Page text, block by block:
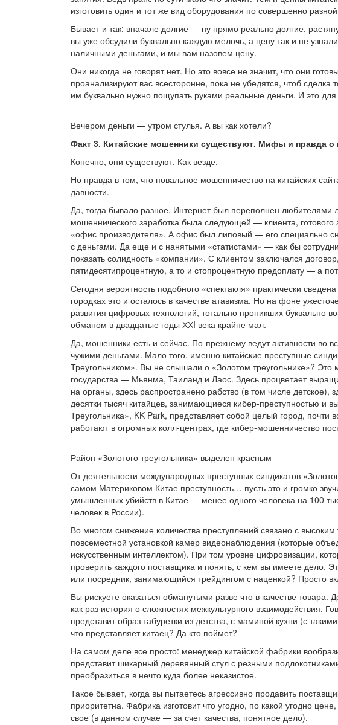
изготовить один и тот же вид оборудования по совершенно
Бывает и так: вначале долгие — ну прямо реально долгие,
вы уже обсудили буквально каждую мелочь, а цену так и не
наличными деньгами, и мы вам назовем цену.
Они никогда не говорят нет. Но это вовсе не значит, что они
проанализируют вас всесторонне, пока не убедятся, чтоб
им буквально нужно пощупать руками реальные деньги. И это
Вечером деньги — утром стулья. А вы как хотели?
Факт 3. Китайские мошенники существуют. Мифы и правда о
Конечно, они существуют. Как везде.
Но правда в том, что повальное мошенничество на китайских
давности.
Да, тогда бывало разное. Интернет был переполнен любителями
мошеннического заработка была следующей — клиента,
«офис производителя». А офис был липовый — его специально
с деньгами. Да еще и с нанятыми «статистами» — как бы
показать солидность «компании». С клиентом заключался
пятидесятипроцентную, а то и стопроцентную предоплату — а
Сегодня вероятность подобного «спектакля» практически
городках это и осталось в качестве атавизма. Но на фоне
развития цифровых технологий, тотально проникших буквально
обманом в двадцатые годы ХХI века крайне мал.
Да, мошенники есть и сейчас. По-прежнему ведут активности во
чужими деньгами. Мало того, именно китайские преступные
Треугольником». Вы не слышали о «Золотом треугольнике»? Это
государства — Мьянма, Таиланд и Лаос. Здесь процветает
на органы, здесь распространено рабство (в том числе
десятки тысяч китайцев, занимающиеся кибер-преступностью и
Треугольника», KK Park, представляет собой целый город, почти
работают в огромных колл-центрах, где кибер-мошенничество
Район «Золотого треугольника» выделен красным
От деятельности международных преступных синдикатов
самом Материковом Китае преступность… пусть это и громко
умышленных убийств в Китае — менее одного человека на 100
человек в России).
Во многом снижение количества преступлений связано с
повсеместной установкой камер видеонаблюдения (которые
искусственным интеллектом). При том уровне цифровизации,
проверить каждого поставщика и понять, с кем вы имеете дело.
или посредник, занимающийся трейдингом с наценкой? Просто
Вы рискуете оказаться обманутыми разве что в качестве
как раз история о сложностях межкультурного взаимодействия.
представит образ табуретки из детства, с маминой кухни (с
что представляет китаец? Да кто поймет?
На самом деле все просто: менеджер китайской фабрики
представит шикарный деревянный стул с резными
преобразиться в нечто куда более неказистое.
Такое бывает, когда вы пытаетесь агрессивно продавить
приоритетна. Фабрика изготовит что угодно, по какой угодно
свое (в данном случае — за счет качества, понятное дело).